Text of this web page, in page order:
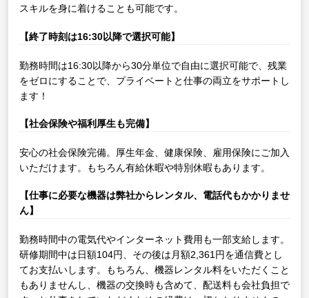
スキルを身に着けることも可能です。
【終了時刻は16:30以降で選択可能】
勤務時間は16:30以降から30分単位で自由に選択可能で、残業
をゼロにすることで、プライベートと仕事の両立をサポートし
ます！
【社会保険や福利厚生も完備】
安心の社会保険完備。厚生年金、健康保険、雇用保険にご加入
いただけます。もちろん有給休暇や特別休暇もあります。
【仕事に必要な機器は弊社からレンタル、電話代もかかりませ
ん】
勤務時間中の電気代やインターネット費用も一部支給します。
研修期間中は日額104円、その後は月額2,361円を通信費とし
てお支払いします。もちろん、機器レンタル料をいただくこと
もありませんし、機器の交換時も含めて、配送料も会社負担で